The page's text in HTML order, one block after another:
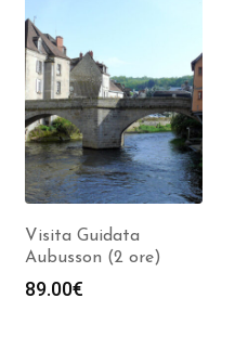
Visita Guidata
Aubusson (2 ore)
89.00€